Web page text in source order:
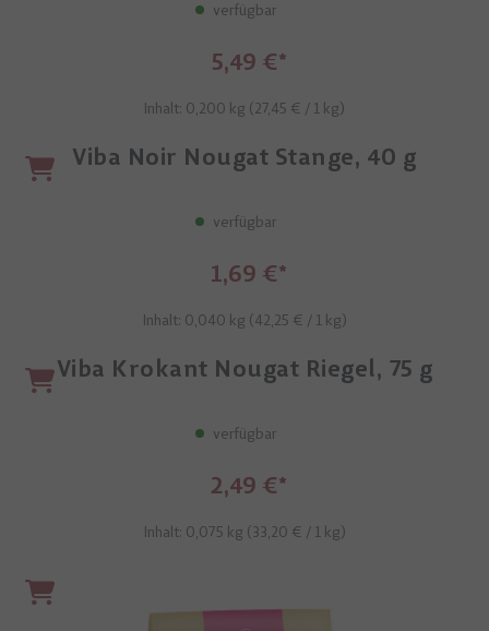
verfügbar
5,49 €
Inhalt: 0,200 kg (27,45 € / 1 kg)
Viba Noir Nougat Stange, 40 g
verfügbar
1,69 €
Inhalt: 0,040 kg (42,25 € / 1 kg)
Viba Krokant Nougat Riegel, 75 g
verfügbar
2,49 €
Inhalt: 0,075 kg (33,20 € / 1 kg)